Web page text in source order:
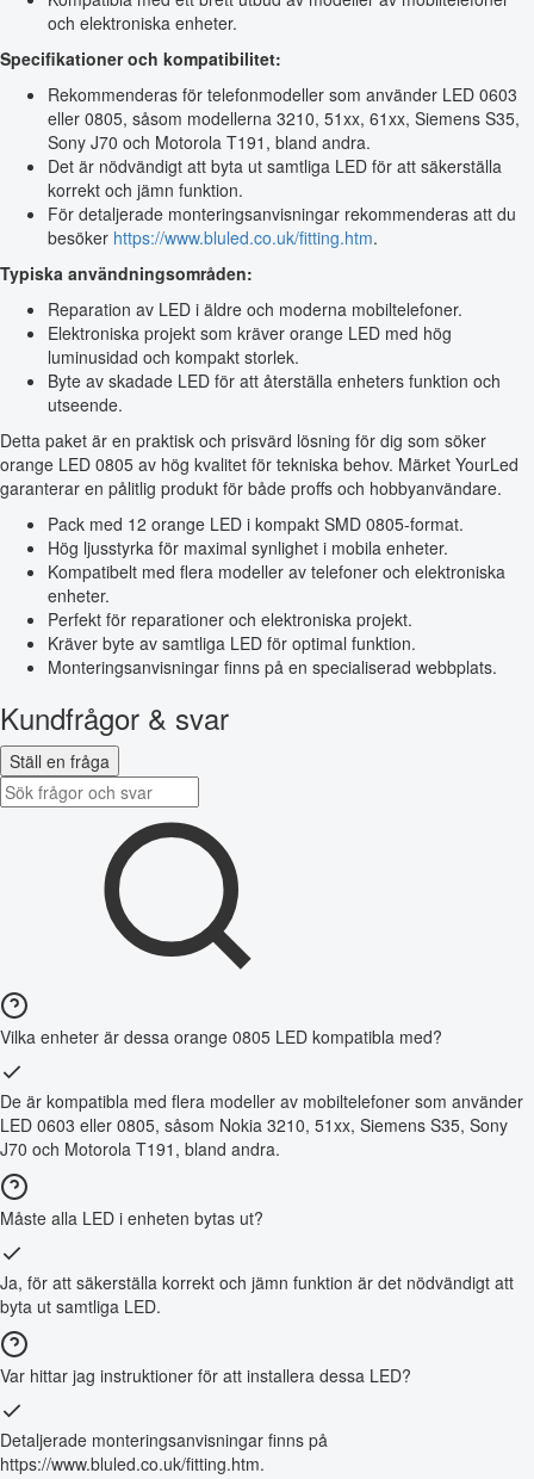
och elektroniska enheter.
Specifikationer och kompatibilitet:
Rekommenderas för telefonmodeller som använder LED 0603
eller 0805, såsom modellerna 3210, 51xx, 61xx, Siemens S35,
Sony J70 och Motorola T191, bland andra.
Det är nödvändigt att byta ut samtliga LED för att säkerställa
korrekt och jämn funktion.
För detaljerade monteringsanvisningar rekommenderas att du
besöker https://www.bluled.co.uk/fitting.htm.
Typiska användningsområden:
Reparation av LED i äldre och moderna mobiltelefoner.
Elektroniska projekt som kräver orange LED med hög
luminusidad och kompakt storlek.
Byte av skadade LED för att återställa enheters funktion och
utseende.
Detta paket är en praktisk och prisvärd lösning för dig som söker
orange LED 0805 av hög kvalitet för tekniska behov. Märket YourLed
garanterar en pålitlig produkt för både proffs och hobbyanvändare.
Pack med 12 orange LED i kompakt SMD 0805-format.
Hög ljusstyrka för maximal synlighet i mobila enheter.
Kompatibelt med flera modeller av telefoner och elektroniska
enheter.
Perfekt för reparationer och elektroniska projekt.
Kräver byte av samtliga LED för optimal funktion.
Monteringsanvisningar finns på en specialiserad webbplats.
Kundfrågor & svar
Ställ en fråga
Vilka enheter är dessa orange 0805 LED kompatibla med?
De är kompatibla med flera modeller av mobiltelefoner som använder
LED 0603 eller 0805, såsom Nokia 3210, 51xx, Siemens S35, Sony
J70 och Motorola T191, bland andra.
Måste alla LED i enheten bytas ut?
Ja, för att säkerställa korrekt och jämn funktion är det nödvändigt att
byta ut samtliga LED.
Var hittar jag instruktioner för att installera dessa LED?
Detaljerade monteringsanvisningar finns på
https://www.bluled.co.uk/fitting.htm.